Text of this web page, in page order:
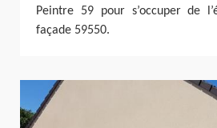
Peintre 59 pour s’occuper de
façade 59550.